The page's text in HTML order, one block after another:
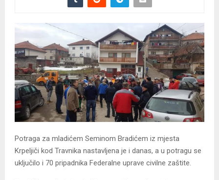
Potraga za mladićem Seminom Bradićem iz mjesta
Krpeljiči kod Travnika nastavljena je i danas, a u potragu se
uključilo i 70 pripadnika Federalne uprave civilne zaštite.